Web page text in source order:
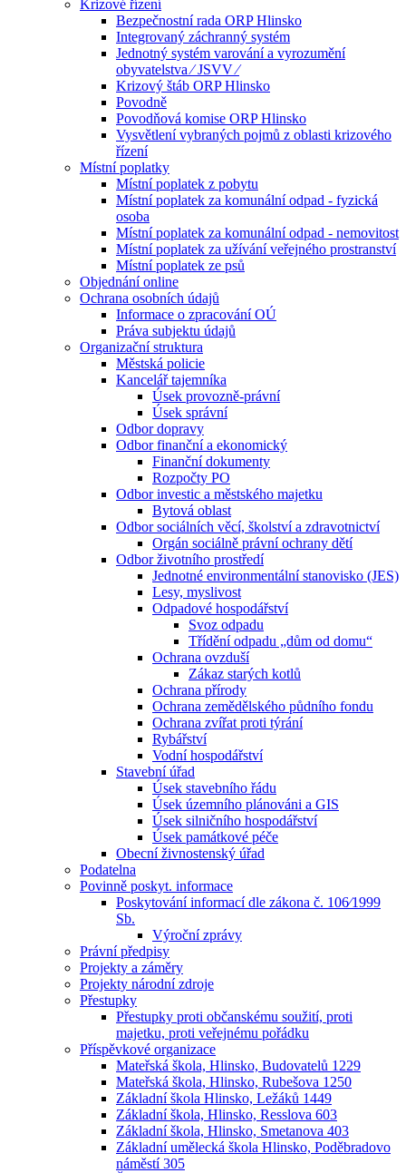
Krizové řízení
Bezpečnostní rada ORP Hlinsko
Integrovaný záchranný systém
Jednotný systém varování a vyrozumění
obyvatelstva ⁄ JSVV ⁄
Krizový štáb ORP Hlinsko
Povodně
Povodňová komise ORP Hlinsko
Vysvětlení vybraných pojmů z oblasti krizového
řízení
Místní poplatky
Místní poplatek z pobytu
Místní poplatek za komunální odpad - fyzická
osoba
Místní poplatek za komunální odpad - nemovitost
Místní poplatek za užívání veřejného prostranství
Místní poplatek ze psů
Objednání online
Ochrana osobních údajů
Informace o zpracování OÚ
Práva subjektu údajů
Organizační struktura
Městská policie
Kancelář tajemníka
Úsek provozně-právní
Úsek správní
Odbor dopravy
Odbor finanční a ekonomický
Finanční dokumenty
Rozpočty PO
Odbor investic a městského majetku
Bytová oblast
Odbor sociálních věcí, školství a zdravotnictví
Orgán sociálně právní ochrany dětí
Odbor životního prostředí
Jednotné environmentální stanovisko (JES)
Lesy, myslivost
Odpadové hospodářství
Svoz odpadu
Třídění odpadu „dům od domu“
Ochrana ovzduší
Zákaz starých kotlů
Ochrana přírody
Ochrana zemědělského půdního fondu
Ochrana zvířat proti týrání
Rybářství
Vodní hospodářství
Stavební úřad
Úsek stavebního řádu
Úsek územního plánováni a GIS
Úsek silničního hospodářství
Úsek památkové péče
Obecní živnostenský úřad
Podatelna
Povinně poskyt. informace
Poskytování informací dle zákona č. 106⁄1999
Sb.
Výroční zprávy
Právní předpisy
Projekty a záměry
Projekty národní zdroje
Přestupky
Přestupky proti občanskému soužití, proti
majetku, proti veřejnému pořádku
Příspěvkové organizace
Mateřská škola, Hlinsko, Budovatelů 1229
Mateřská škola, Hlinsko, Rubešova 1250
Základní škola Hlinsko, Ležáků 1449
Základní škola, Hlinsko, Resslova 603
Základní škola, Hlinsko, Smetanova 403
Základní umělecká škola Hlinsko, Poděbradovo
náměstí 305